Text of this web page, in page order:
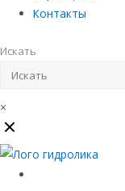
Контакты
Искать
×